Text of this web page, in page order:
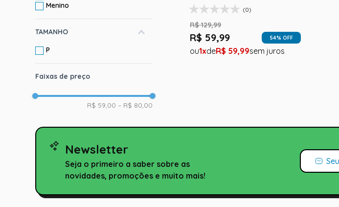
Menino
TAMANHO
P
Faixas de preço
R$ 59,00 – R$ 80,00
(0)
R$ 129,99
R$ 59,99 54% OFF
1 R$ 59,99
Newsletter
Seja o primeiro a saber sobre as
novidades, promoções e muito mais!